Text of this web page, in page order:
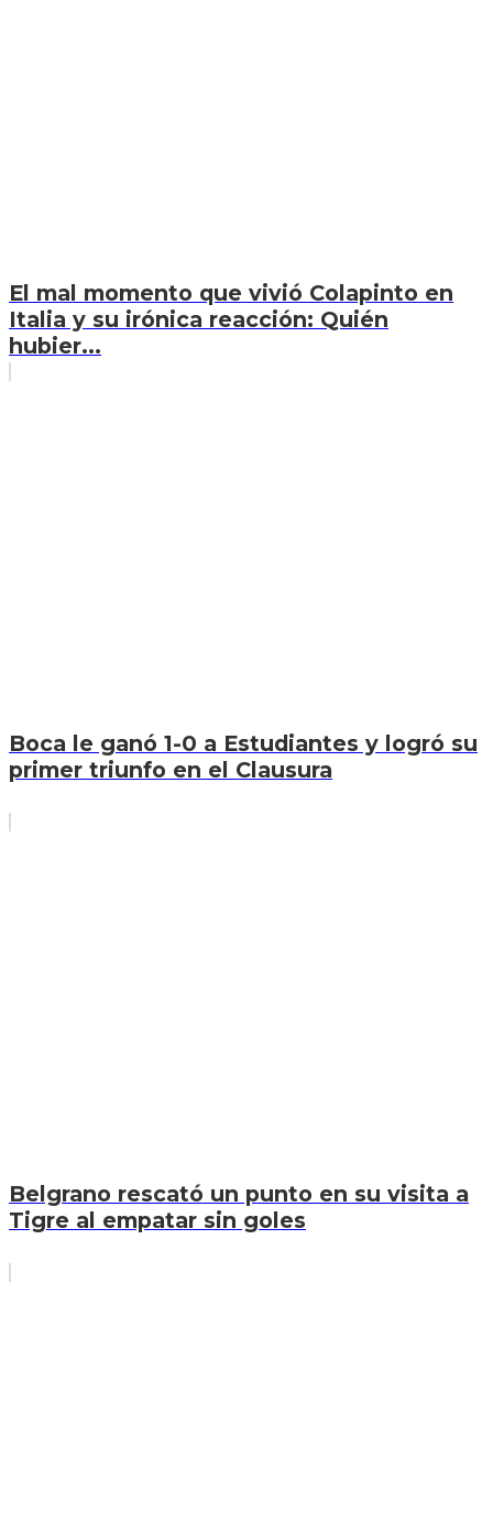
El mal momento que vivió Colapinto en
Italia y su irónica reacción: Quién
hubier...
Boca le ganó 1-0 a Estudiantes y logró su
primer triunfo en el Clausura
Belgrano rescató un punto en su visita a
Tigre al empatar sin goles